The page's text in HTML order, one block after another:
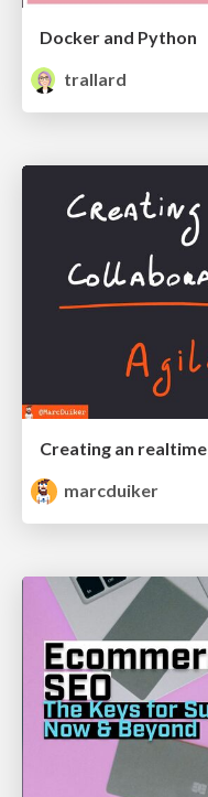
Docker and Python
trallard
marcduiker